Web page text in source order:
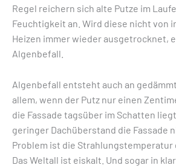
Regel reichern sich alte Putze im
Feuchtigkeit an. Wird diese nicht von
Heizen immer wieder ausgetrocknet,
Algenbefall.
Algenbefall entsteht auch an
allem, wenn der Putz nur einen
die Fassade tagsüber im Schatten
geringer Dachüberstand die Fassade
Problem ist die Strahlungstemperatur
Das Weltall ist eiskalt. Und sogar in